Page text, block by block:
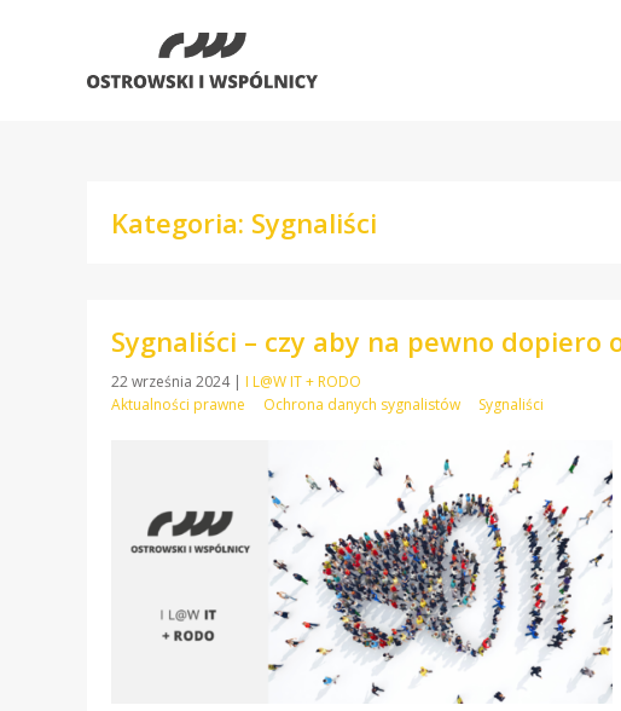
Kategoria: Sygnaliści
Sygnaliści – czy aby na pewno dopiero
22 września 2024 | I L@W IT + RODO
Aktualności prawne
Ochrona danych sygnalistów Sygnaliści